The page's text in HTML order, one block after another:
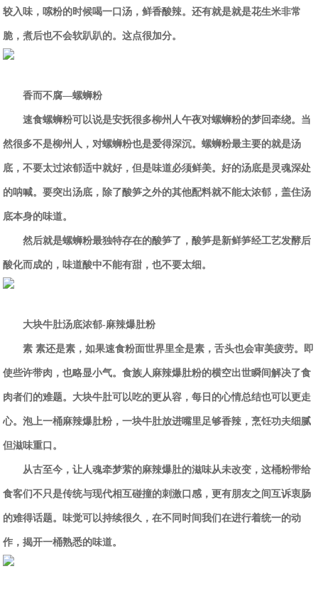
较入味，嗦粉的时候喝一口汤 ，鲜香酸辣。还有就是就是花生米非常
脆，煮后也不会软趴趴的。这点很加分。
香而不腐—螺蛳粉
速食螺蛳粉可以说是安抚很多柳州人午夜对螺蛳粉的梦回牵绕。当
然很多不是柳州人，对螺蛳粉也是爱得深沉。螺蛳粉最主要的就是汤
底，不要太过浓郁适中就好，但是味道必须鲜美。好的汤底是灵魂深处
的呐喊。要突出汤底，除了酸笋之外的其他配料就不能太浓郁，盖住汤
底本身的味道。
然后就是螺蛳粉最独特存在的酸笋了，酸笋是新鲜笋经工艺发酵后
酸化而成的，味道酸中不能有甜，也不要太细。
大块牛肚汤底浓郁-麻辣爆肚粉
素 素还是素，如果速食粉面世界里全是素，舌头也会审美疲劳。即
使些许带肉，也略显小气。食族人麻辣爆肚粉的横空出世瞬间解决了食
肉者们的难题。大块牛肚可以吃的更从容，每日的心情总结也可以更走
心。泡上一桶麻辣爆肚粉，一块牛肚放进嘴里足够香辣，烹饪功夫细腻
但滋味重口。
从古至今，让人魂牵梦萦的麻辣爆肚的滋味从未改变，这桶粉带给
食客们不只是传统与现代相互碰撞的刺激口感，更有朋友之间互诉衷肠
的难得话题。味觉可以持续很久，在不同时间我们在进行着统一的动
作，揭开一桶熟悉的味道。